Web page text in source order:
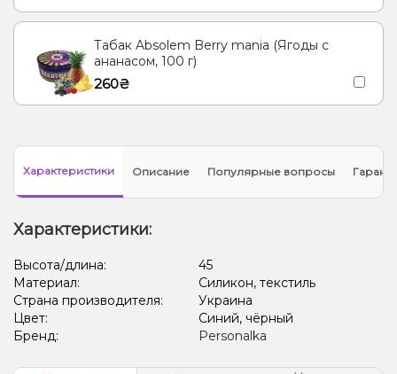
Табак Absolem Berry mania (Ягоды с
ананасом, 100 г)
260₴
Характеристики Описание Популярные вопросы
Характеристики:
Высота/длина:
45
Материал:
Силикон, текстиль
Страна производителя:
Украина
Цвет:
Синий, чёрный
Бренд:
Personalka